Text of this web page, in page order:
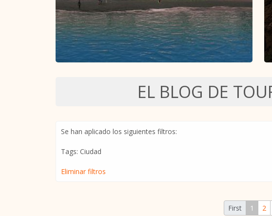
EL BLOG DE
Se han aplicado los siguientes filtros:
Tags: Ciudad
Eliminar filtros
First 1 2